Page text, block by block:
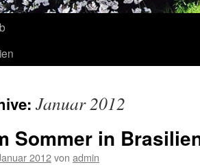
Januar 2012
Sommer in
2012von admin